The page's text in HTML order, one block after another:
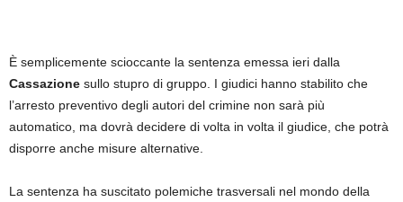
È semplicemente scioccante la sentenza emessa ieri dalla
Cassazione sullo stupro di gruppo. I giudici hanno stabilito che
l’arresto preventivo degli autori del crimine non sarà più
automatico, ma dovrà decidere di volta in volta il giudice, che potrà
disporre anche misure alternative.
La sentenza ha suscitato polemiche trasversali nel mondo della